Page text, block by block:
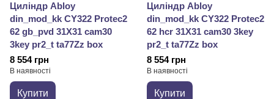
Циліндр Abloy
din_mod_kk CY322 Protec2
62 gb_pvd 31X31 cam30
3key pr2_t ta77Zz box
8 554 грн
В наявності
Купити
Циліндр Abloy
din_mod_kk CY322 Protec2
62 hcr 31X31 cam30 3key
pr2_t ta77Zz box
8 554 грн
В наявності
Купити